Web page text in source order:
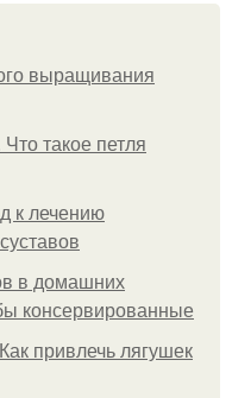
выращивания
такое петля
к лечению
в домашних
консервированные
привлечь лягушек